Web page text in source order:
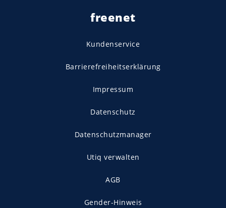
freenet
Kundenservice
Barrierefreiheitserklärung
Impressum
Datenschutz
Datenschutzmanager
Utiq verwalten
AGB
Gender-Hinweis